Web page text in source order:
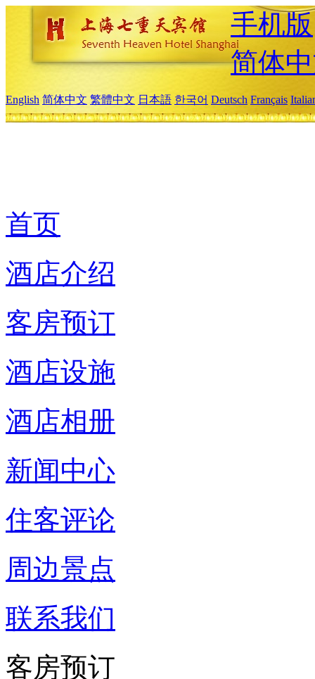
手机版
简体
English 简体中文 繁體中文 日本語 한국어 Deutsch Français
首页
酒店介绍
客房预订
酒店设施
酒店相册
新闻中心
住客评论
周边景点
联系我们
客房预订